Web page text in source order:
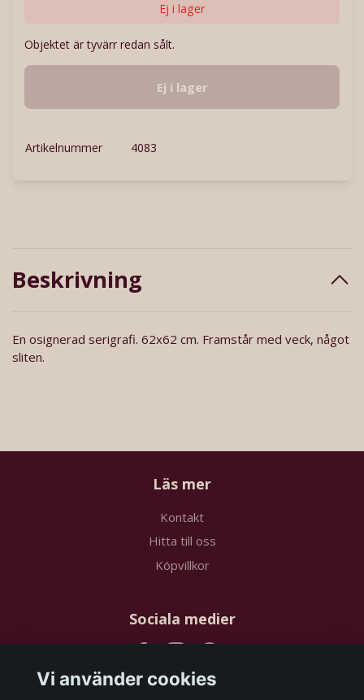
Ej i lager
Objektet är tyvärr redan sålt.
Ej i lager
Artikelnummer 4083
Beskrivning
En osignerad serigrafi. 62x62 cm. Framstår med veck, något
sliten.
Läs mer
Kontakt
Hitta till oss
Köpvillkor
Sociala medier
Vi använder cookies